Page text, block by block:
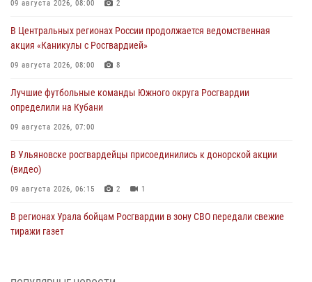
09 августа 2026, 08:00 2
В Центральных регионах России продолжается ведомственная
акция «Каникулы с Росгвардией»
09 августа 2026, 08:00 8
Лучшие футбольные команды Южного округа Росгвардии
определили на Кубани
09 августа 2026, 07:00
В Ульяновске росгвардейцы присоединились к донорской акции
(видео)
09 августа 2026, 06:15 2 1
В регионах Урала бойцам Росгвардии в зону СВО передали свежие
тиражи газет
Росгвардейцы провели занятие по стрелковой подготовке для